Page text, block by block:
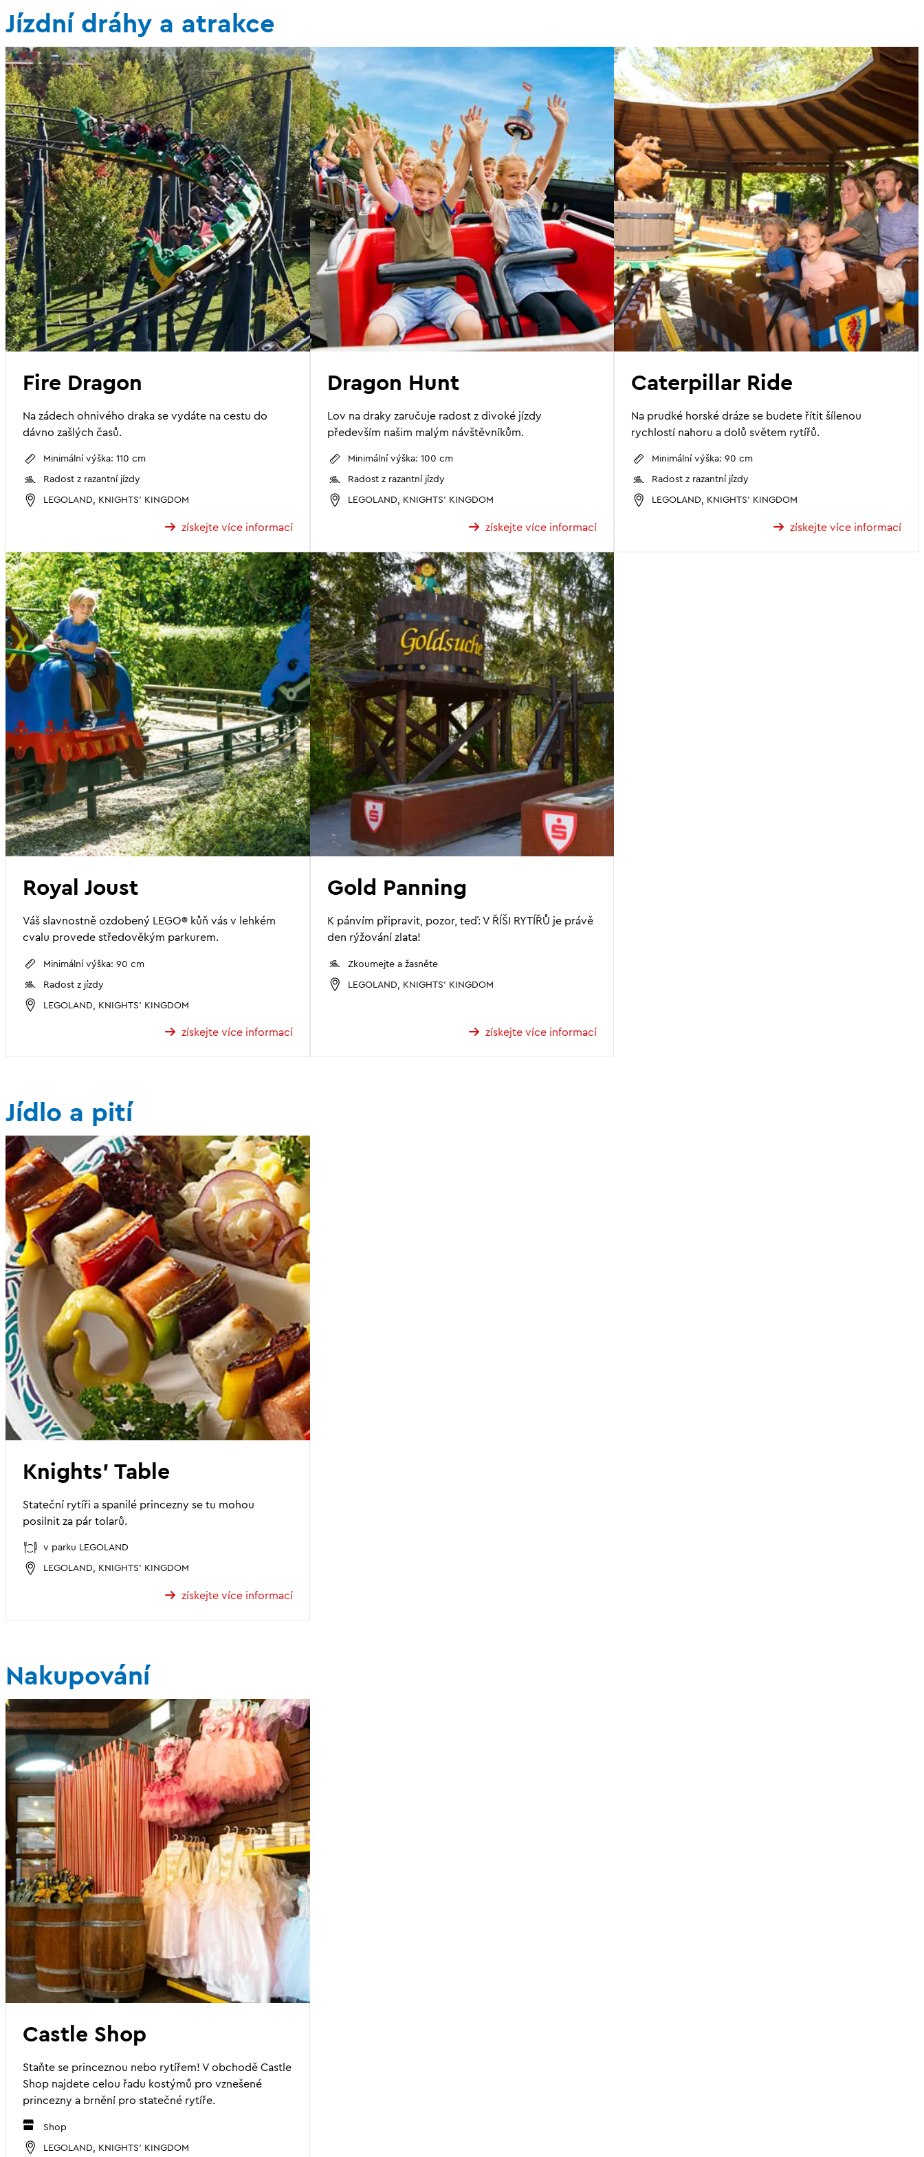
Jízdní dráhy a atrakce
Fire Dragon
Na zádech ohnivého draka se vydáte na cestu do
dávno zašlých časů.
Minimální výška: 110 cm
Radost z razantní jízdy
LEGOLAND, KNIGHTS' KINGDOM
získejte více informací
Dragon Hunt
Lov na draky zaručuje radost z divoké jízdy
především našim malým návštěvníkům.
Minimální výška: 100 cm
Radost z razantní jízdy
LEGOLAND, KNIGHTS' KINGDOM
získejte více informací
Caterpillar Ride
Na prudké horské dráze se budete řítit šílenou
rychlostí nahoru a dolů světem rytířů.
Minimální výška: 90 cm
Radost z razantní jízdy
LEGOLAND, KNIGHTS' KINGDOM
získejte více informací
Royal Joust
Váš slavnostně ozdobený LEGO® kůň vás v lehkém
cvalu provede středověkým parkurem.
Minimální výška: 90 cm
Radost z jízdy
LEGOLAND, KNIGHTS' KINGDOM
získejte více informací
Gold Panning
K pánvím připravit, pozor, teď: V ŘÍŠI RYTÍŘŮ je právě
den rýžování zlata!
Zkoumejte a žasněte
LEGOLAND, KNIGHTS' KINGDOM
získejte více informací
Jídlo a pití
Knights' Table
Stateční rytíři a spanilé princezny se tu mohou
posilnit za pár tolarů.
v parku LEGOLAND
LEGOLAND, KNIGHTS' KINGDOM
získejte více informací
Nakupování
Castle Shop
Staňte se princeznou nebo rytířem! V obchodě Castle
Shop najdete celou řadu kostýmů pro vznešené
princezny a brnění pro statečné rytíře.
Shop
LEGOLAND, KNIGHTS' KINGDOM